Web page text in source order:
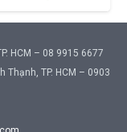
HCM – 08 9915 6677
Thạnh, TP. HCM – 0903